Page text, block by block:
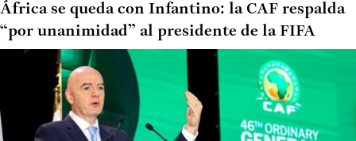
África se queda con Infantino: la CAF respalda
“por unanimidad” al presidente de la FIFA